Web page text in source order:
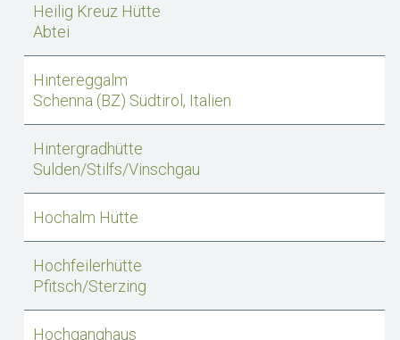
Heilig Kreuz Hütte
Abtei
Hintereggalm
Schenna (BZ) Südtirol, Italien
Hintergradhütte
Sulden/Stilfs/Vinschgau
Hochalm Hütte
Hochfeilerhütte
Pfitsch/Sterzing
Hochganghaus